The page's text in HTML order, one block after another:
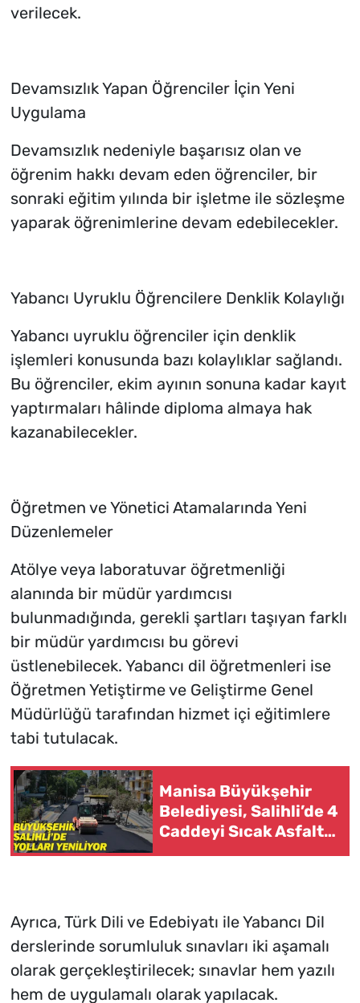
verilecek.
Devamsızlık Yapan Öğrenciler İçin Yeni
Uygulama
Devamsızlık nedeniyle başarısız olan ve
öğrenim hakkı devam eden öğrenciler, bir
sonraki eğitim yılında bir işletme ile sözleşme
yaparak öğrenimlerine devam edebilecekler.
Yabancı Uyruklu Öğrencilere Denklik Kolaylığı
Yabancı uyruklu öğrenciler için denklik
işlemleri konusunda bazı kolaylıklar sağlandı.
Bu öğrenciler, ekim ayının sonuna kadar kayıt
yaptırmaları hâlinde diploma almaya hak
kazanabilecekler.
Öğretmen ve Yönetici Atamalarında Yeni
Düzenlemeler
Atölye veya laboratuvar öğretmenliği
alanında bir müdür yardımcısı
bulunmadığında, gerekli şartları taşıyan farklı
bir müdür yardımcısı bu görevi
üstlenebilecek. Yabancı dil öğretmenleri ise
Öğretmen Yetiştirme ve Geliştirme Genel
Müdürlüğü tarafından hizmet içi eğitimlere
tabi tutulacak.
Manisa Büyükşehir
Belediyesi, Salihli’de 4
Caddeyi Sıcak Asfaltla
Yeniliyor
Ayrıca, Türk Dili ve Edebiyatı ile Yabancı Dil
derslerinde sorumluluk sınavları iki aşamalı
olarak gerçekleştirilecek; sınavlar hem yazılı
hem de uygulamalı olarak yapılacak.